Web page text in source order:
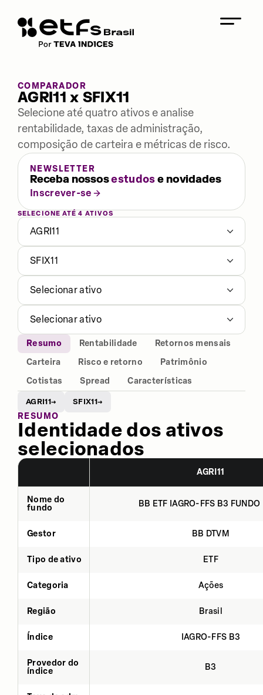
COMPARADOR
AGRI11 x SFIX11
Selecione até quatro ativos e analise
rentabilidade, taxas de administração,
composição de carteira e métricas de risco.
NEWSLETTER
Receba nossosestudose novidades
Inscrever-se
SELECIONE ATÉ 4 ATIVOS
AGRI11
SFIX11
Selecionar ativo
Selecionar ativo
Resumo Rentabilidade
Retornos mensais
Carteira
Risco e retorno
Patrimônio
Cotistas
Spread Características
AGRI11→ SFIX11→
RESUMO
Identidade dos ativos
selecionados
AGRI11
Nome do
fundo
BB ETF IAGRO-FFS B3
Gestor BB DTVM
Tipo de ativo ETF
Categoria Ações
Região Brasil
Índice IAGRO-FFS B3
Provedor do
índice
B3